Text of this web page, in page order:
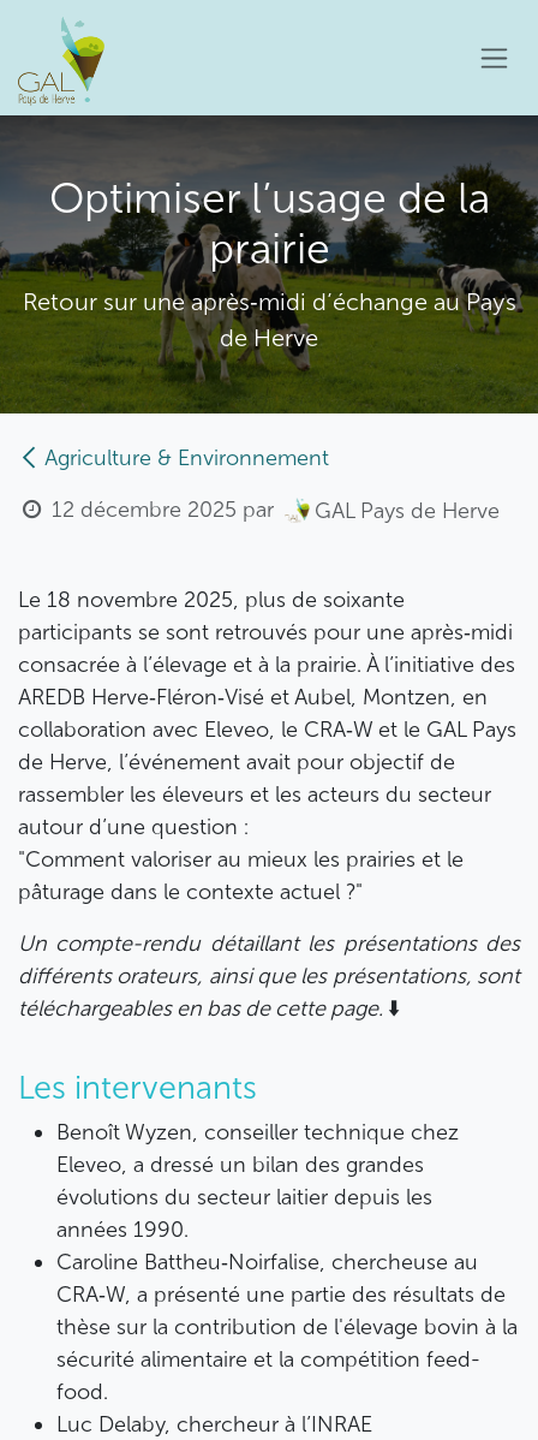
Se rendre au contenu
Optimiser l’usage de la
prairie
Retour sur une après‑midi d’échange au Pays
de Herve
Agriculture & Environnement
12 décembre 2025 par GAL Pays de Herve
Le 18 novembre 2025, plus de soixante
participants se sont retrouvés pour une après‑midi
consacrée à l’élevage et à la prairie. À l’initiative des
AREDB Herve‑Fléron‑Visé et Aubel, Montzen, en
collaboration avec Eleveo, le CRA‑W et le GAL Pays
de Herve, l’événement avait pour objectif de
rassembler les éleveurs et les acteurs du secteur
autour d’une question :
"Comment valoriser au mieux les prairies et le
pâturage dans le contexte actuel ?"
Un compte-rendu détaillant les présentations des
différents orateurs, ainsi que les présentations, sont
téléchargeables en bas de cette page. ⬇️
Les intervenants
Benoît Wyzen, conseiller technique chez
Eleveo, a dressé un bilan des grandes
évolutions du secteur laitier depuis les
années 1990.
Caroline Battheu‑Noirfalise, chercheuse au
CRA‑W, a présenté une partie des résultats de
thèse sur la contribution de l'élevage bovin à la
sécurité alimentaire et la compétition feed-
food.
Luc Delaby, chercheur à l’INRAE